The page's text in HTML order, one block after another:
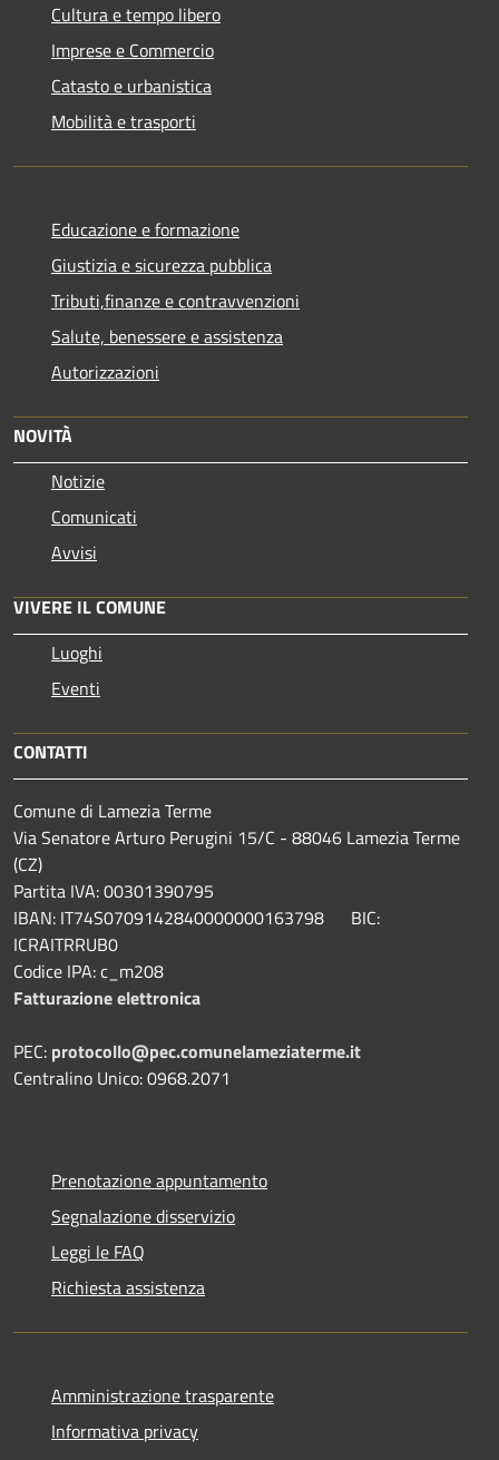
Cultura e tempo libero
Imprese e Commercio
Catasto e urbanistica
Mobilità e trasporti
Educazione e formazione
Giustizia e sicurezza pubblica
Tributi,finanze e contravvenzioni
Salute, benessere e assistenza
Autorizzazioni
NOVITÀ
Notizie
Comunicati
Avvisi
VIVERE IL COMUNE
Luoghi
Eventi
CONTATTI
Comune di Lamezia Terme
Via Senatore Arturo Perugini 15/C - 88046 Lamezia Terme
(CZ)
Partita IVA: 00301390795
IBAN: IT74S0709142840000000163798 BIC:
ICRAITRRUB0
Codice IPA: c_m208
Fatturazione elettronica
PEC: protocollo@pec.comunelameziaterme.it
Centralino Unico: 0968.2071
Prenotazione appuntamento
Segnalazione disservizio
Leggi le FAQ
Richiesta assistenza
Amministrazione trasparente
Informativa privacy